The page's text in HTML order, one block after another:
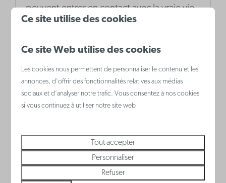
peuvent entrer en contact avec la vraie vie
à la ferme. Ils peuvent y découvrir les
Ce site utilise des cookies
Ce site Web utilise des cookies
Les cookies nous permettent de personnaliser le contenu et les
annonces, d'offrir des fonctionnalités relatives aux médias
sociaux et d'analyser notre trafic. Vous consentez à nos cookies
si vous continuez à utiliser notre site web
Tout accepter
Personnaliser
Refuser